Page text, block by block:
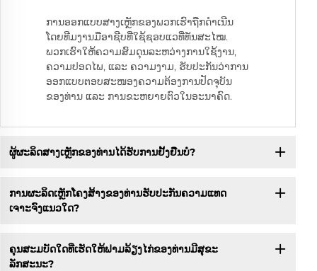
ການອອກແບບສາງເຫຼັກຂອງພວກເຮົາຖືກດຳເນີນ
ໂດຍທີມງານມືອາຊີບທີ່ໃຊ້ຊອບແວທີ່ທັນສະໄໝ.
ພວກເຮົາໃຫ້ຄວາມສົມດຸນລະຫວ່າງການໃຊ້ງານ,
ຄວາມປອດໄພ, ແລະ ຄວາມງາມ, ຮັບປະກັນວ່າການ
ອອກແບບຕອບສະໜອງຄວາມຕ້ອງການປັດຈຸບັນ
ຂອງທ່ານ ແລະ ການຂະຫຍາຍຕົວໃນອະນາຄົດ.
ຜູ້ຜະລິດສາງເຫຼັກຂອງທ່ານໄດ້ຮັບການຢັ້ງຢືນບໍ?
ການຜະລິດເຫຼັກໂຄງສ້າງຂອງທ່ານຮັບປະກັນຄວາມແທດ
ເຈາະຈົງແນວໃດ?
ຄຸນສະມບັດໃດທີ່ເຮັດໃຫ້ຟາມລ້ຽງໄກ່ຂອງທ່ານມີສຸຂະ
ລັກສະນະ?